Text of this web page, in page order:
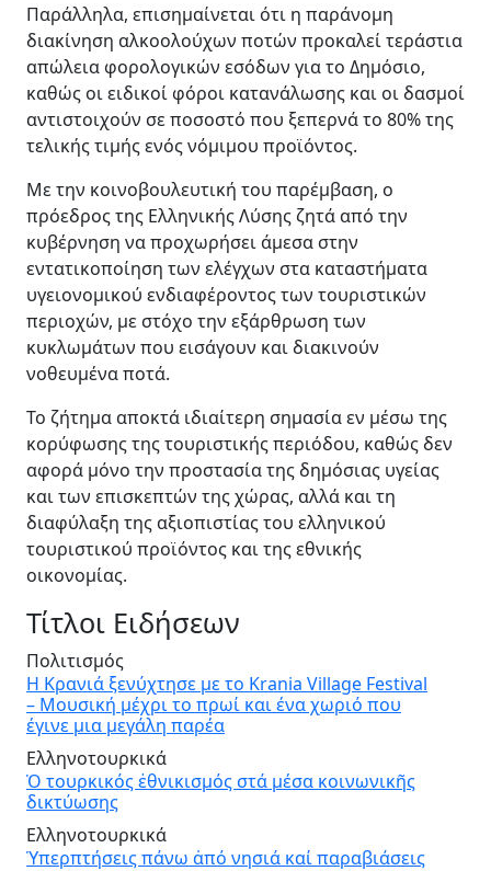
Παράλληλα, επισημαίνεται ότι η παράνομη
διακίνηση αλκοολούχων ποτών προκαλεί τεράστια
απώλεια φορολογικών εσόδων για το Δημόσιο,
καθώς οι ειδικοί φόροι κατανάλωσης και οι δασμοί
αντιστοιχούν σε ποσοστό που ξεπερνά το 80% της
τελικής τιμής ενός νόμιμου προϊόντος.
Με την κοινοβουλευτική του παρέμβαση, ο
πρόεδρος της Ελληνικής Λύσης ζητά από την
κυβέρνηση να προχωρήσει άμεσα στην
εντατικοποίηση των ελέγχων στα καταστήματα
υγειονομικού ενδιαφέροντος των τουριστικών
περιοχών, με στόχο την εξάρθρωση των
κυκλωμάτων που εισάγουν και διακινούν
νοθευμένα ποτά.
Το ζήτημα αποκτά ιδιαίτερη σημασία εν μέσω της
κορύφωσης της τουριστικής περιόδου, καθώς δεν
αφορά μόνο την προστασία της δημόσιας υγείας
και των επισκεπτών της χώρας, αλλά και τη
διαφύλαξη της αξιοπιστίας του ελληνικού
τουριστικού προϊόντος και της εθνικής
οικονομίας.
Τίτλοι Ειδήσεων
Πολιτισμός
Η Κρανιά ξενύχτησε με το Krania Village Festival
– Μουσική μέχρι το πρωί και ένα χωριό που
έγινε μια μεγάλη παρέα
Ελληνοτουρκικά
Ὁ τουρκικός ἐθνικισμός στά μέσα κοινωνικῆς
δικτύωσης
Ελληνοτουρκικά
Ὑπερπτήσεις πάνω ἀπό νησιά καί παραβιάσεις